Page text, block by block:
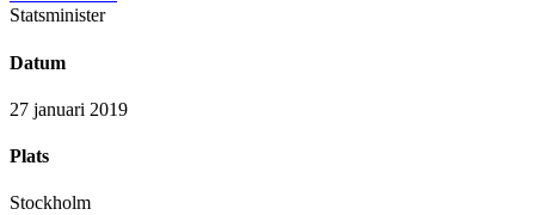
Statsminister
Datum
27 januari 2019
Plats
Stockholm